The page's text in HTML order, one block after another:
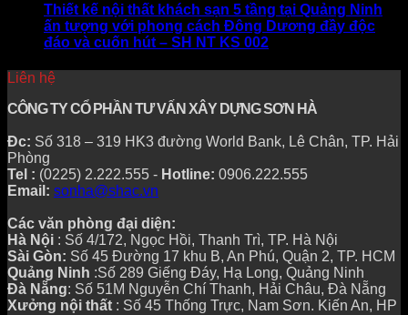
Thiết kế nội thất khách sạn 5 tầng tại Quảng Ninh
ấn tượng với phong cách Đông Dương đầy độc
đáo và cuốn hút – SH NT KS 002
Liên hệ
CÔNG TY CỔ PHẦN TƯ VẤN XÂY DỰNG SƠN HÀ
Đc: Số 318 – 319 HK3 đường World Bank, Lê Chân, TP. Hải
Phòng
Tel : (0225) 2.222.555 - Hotline: 0906.222.555
Email: sonha@shac.vn
Các văn phòng đại diện:
Hà Nội : Số 4/172, Ngọc Hồi, Thanh Trì, TP. Hà Nội
Sài Gòn: Số 45 Đường 17 khu B, An Phú, Quận 2, TP. HCM
Quảng Ninh :Số 289 Giếng Đáy, Hạ Long, Quảng Ninh
Đà Nẵng: Số 51M Nguyễn Chí Thanh, Hải Châu, Đà Nẵng
Xưởng nội thất : Số 45 Thống Trực, Nam Sơn. Kiến An, HP